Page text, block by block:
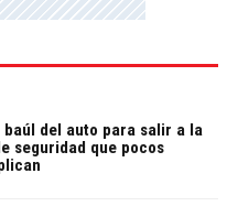
baúl del auto para salir a la
seguridad que pocos